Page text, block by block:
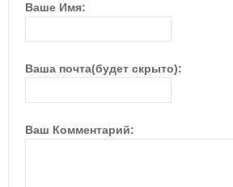
Ваше Имя:
Ваша почта(будет скрыто):
Ваш Комментарий: